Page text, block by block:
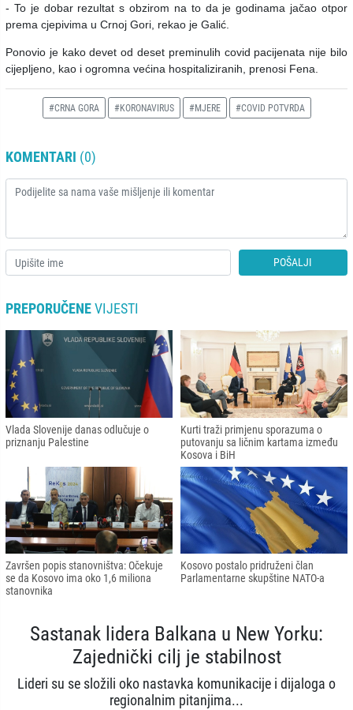
- To je dobar rezultat s obzirom na to da je godinama jačao otpor
prema cjepivima u Crnoj Gori, rekao je Galić.
Ponovio je kako devet od deset preminulih covid pacijenata nije bilo
cijepljeno, kao i ogromna većina hospitaliziranih, prenosi Fena.
#CRNA GORA #KORONAVIRUS #MJERE #COVID POTVRDA
KOMENTARI (0)
POŠALJI
PREPORUČENEVIJESTI
Vlada Slovenije danas odlučuje o
priznanju Palestine
Kurti traži primjenu sporazuma o
putovanju sa ličnim kartama između
Kosova i BiH
Završen popis stanovništva: Očekuje
se da Kosovo ima oko 1,6 miliona
stanovnika
Kosovo postalo pridruženi član
Parlamentarne skupštine NATO-a
Sastanak lidera Balkana u New Yorku:
Zajednički cilj je stabilnost
Lideri su se složili oko nastavka komunikacije i dijaloga o
regionalnim pitanjima...